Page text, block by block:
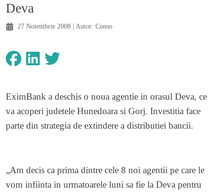
Deva
27 Noiembrie 2008 | Autor: Conso
EximBank a deschis o noua agentie in orasul Deva, ce
va acoperi judetele Hunedoara si Gorj. Investitia face
parte din strategia de extindere a distributiei bancii.
„Am decis ca prima dintre cele 8 noi agentii pe care le
vom infiinta in urmatoarele luni sa fie la Deva pentru